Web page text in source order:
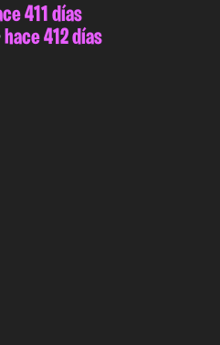
411 días
hace 412 días